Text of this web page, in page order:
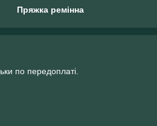
Пряжка ремінна
по передоплаті.